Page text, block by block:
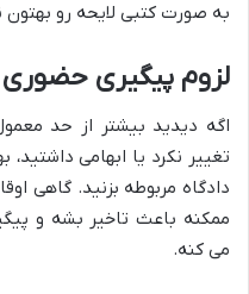
به صورت کتبی لایحه رو
لزوم پیگیری حضوری
اگه دیدید بیشتر از حد
تغییر نکرد یا ابهامی
دادگاه مربوطه بزنید. گاهی
ممکنه باعث تاخیر بشه و
می کنه.